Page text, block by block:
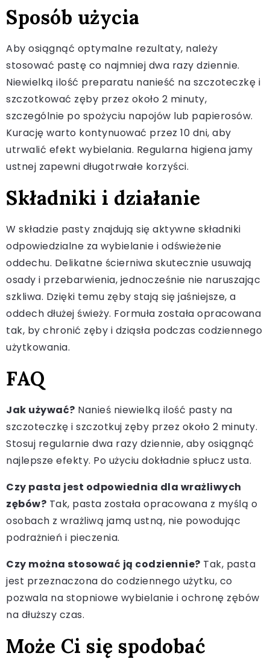
Sposób użycia
Aby osiągnąć optymalne rezultaty, należy
stosować pastę co najmniej dwa razy dziennie.
Niewielką ilość preparatu nanieść na szczoteczkę i
szczotkować zęby przez około 2 minuty,
szczególnie po spożyciu napojów lub papierosów.
Kurację warto kontynuować przez 10 dni, aby
utrwalić efekt wybielania. Regularna higiena jamy
ustnej zapewni długotrwałe korzyści.
Składniki i działanie
W składzie pasty znajdują się aktywne składniki
odpowiedzialne za wybielanie i odświeżenie
oddechu. Delikatne ścierniwa skutecznie usuwają
osady i przebarwienia, jednocześnie nie naruszając
szkliwa. Dzięki temu zęby stają się jaśniejsze, a
oddech dłużej świeży. Formuła została opracowana
tak, by chronić zęby i dziąsła podczas codziennego
użytkowania.
FAQ
Jak używać? Nanieś niewielką ilość pasty na
szczoteczkę i szczotkuj zęby przez około 2 minuty.
Stosuj regularnie dwa razy dziennie, aby osiągnąć
najlepsze efekty. Po użyciu dokładnie spłucz usta.
Czy pasta jest odpowiednia dla wrażliwych
zębów? Tak, pasta została opracowana z myślą o
osobach z wrażliwą jamą ustną, nie powodując
podrażnień i pieczenia.
Czy można stosować ją codziennie? Tak, pasta
jest przeznaczona do codziennego użytku, co
pozwala na stopniowe wybielanie i ochronę zębów
na dłuższy czas.
Może Ci się spodobać